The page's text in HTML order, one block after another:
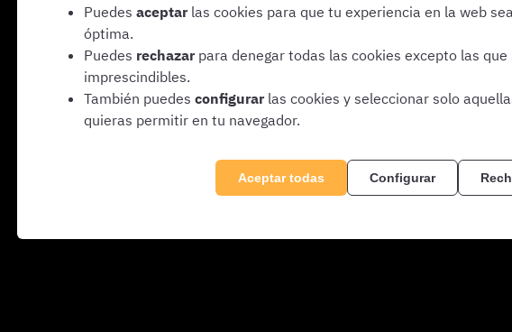
Puedes aceptar las cookies para que tu experiencia en la web
óptima.
Puedes rechazar para denegar todas las cookies excepto las que
imprescindibles.
También puedes configurar las cookies y seleccionar solo
quieras permitir en tu navegador.
Aceptar todas Configurar